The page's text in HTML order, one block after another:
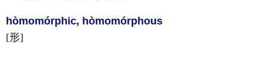
hòmomórphic, hòmomórphous
[形]